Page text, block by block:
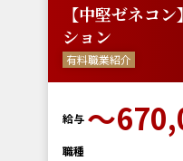
【中堅ゼネコ
ション
有料職業紹介
給与 〜
職種